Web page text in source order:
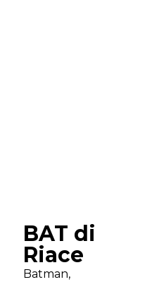
BAT di
Riace
Batman,